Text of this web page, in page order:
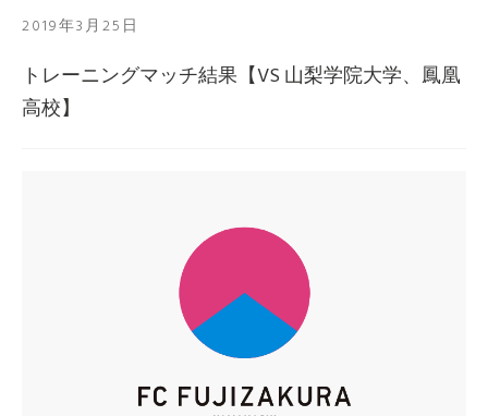
2019年3月25日
トレーニングマッチ結果【VS 山梨学院大学、鳳凰
高校】